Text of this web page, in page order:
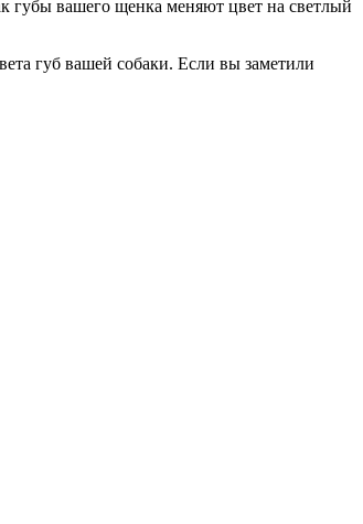
губы вашего щенка меняют цвет на светлый
губ вашей собаки. Если вы заметили